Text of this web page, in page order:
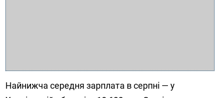
Найнижча середня зарплата в серпні — у